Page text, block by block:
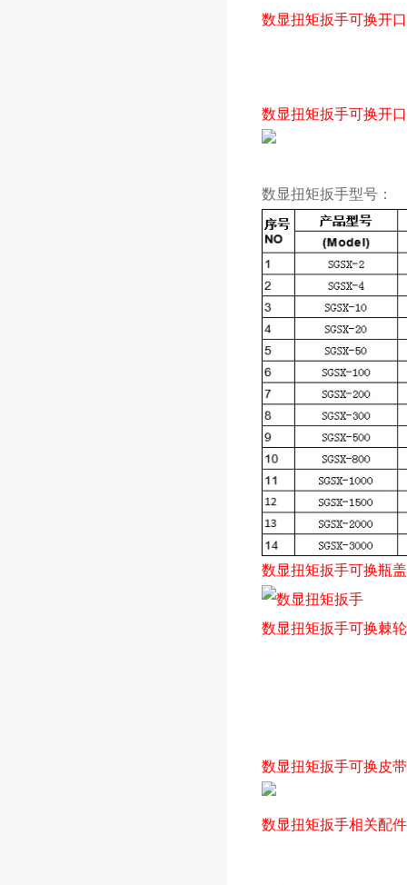
数显扭矩扳手可换开
数显扭矩扳手可换开
数显扭矩扳手型号：
数显扭矩扳手可换瓶
数显扭矩扳手可换棘
数显扭矩扳手可换皮
数显扭矩扳手相关配件